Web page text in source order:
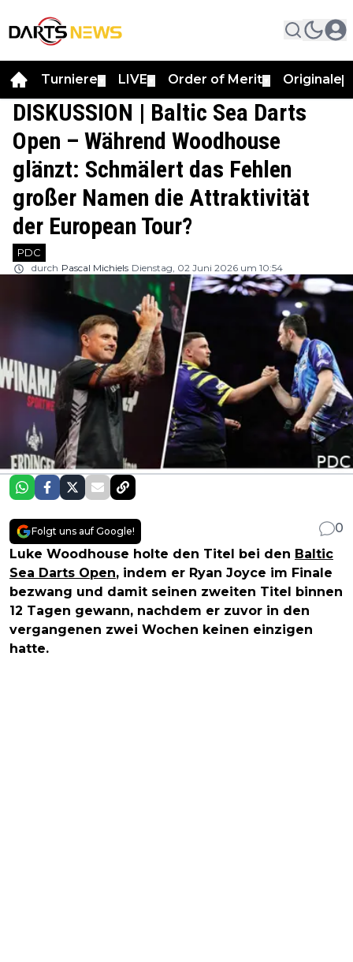
Turniere LIVE Order of Merit Originale
DISKUSSION | Baltic Sea Darts
Open – Während Woodhouse
glänzt: Schmälert das Fehlen
großer Namen die Attraktivität
der European Tour?
PDC
durch Pascal Michiels Dienstag, 02 Juni 2026 um 10:54
Folgt uns auf Google!
0
Luke Woodhouse holte den Titel bei den Baltic
Sea Darts Open, indem er Ryan Joyce im Finale
bezwang und damit seinen zweiten Titel binnen
12 Tagen gewann, nachdem er zuvor in den
vergangenen zwei Wochen keinen einzigen
hatte.